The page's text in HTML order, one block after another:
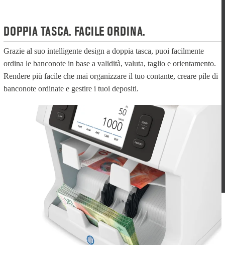
DOPPIA TASCA. FACILE ORDINA.
Grazie al suo intelligente design a doppia tasca, puoi facilmente
ordina le banconote in base a validità, valuta, taglio e orientamento.
Rendere più facile che mai organizzare il tuo contante, creare pile di
banconote ordinate e gestire i tuoi depositi.